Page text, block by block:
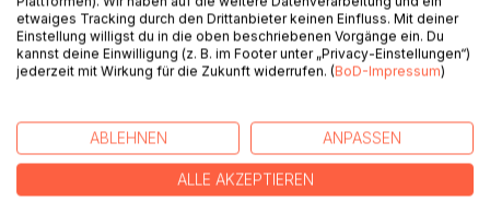
Dabei handelt es sich größtenteils um transkribierte
Quittungen, Rechnungen, Steuerauflistungen, Kaufverträge,
Anweisungen, Schuldscheine
und andere Schriftstücke.
AUTOR/IN
PRESSESTIMMEN
etwaiges Tracking durch den Drittanbieter keinen Einfluss. Mit deiner
Einstellung willigst du in die oben beschriebenen Vorgänge ein. Du
kannst deine Einwilligung (z. B. im Footer unter „Privacy-Einstellungen“)
jederzeit mit Wirkung für die Zukunft widerrufen. (BoD-Impressum)
ABLEHNEN ANPASSEN
ALLE AKZEPTIEREN